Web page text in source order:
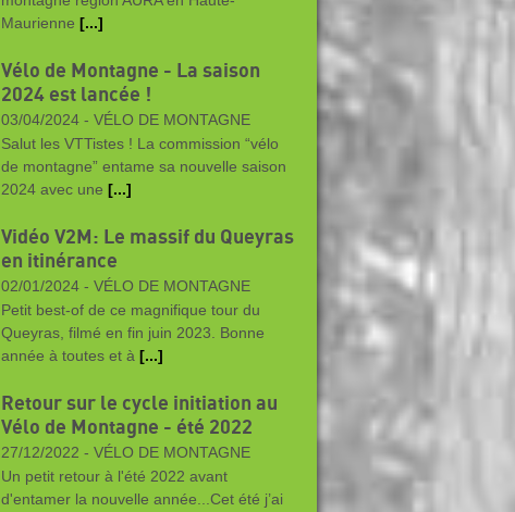
Maurienne [...]
Vélo de Montagne - La saison
2024 est lancée !
03/04/2024 - VÉLO DE MONTAGNE
Salut les VTTistes ! La commission “vélo
de montagne” entame sa nouvelle saison
2024 avec une [...]
Vidéo V2M: Le massif du Queyras
en itinérance
02/01/2024 - VÉLO DE MONTAGNE
Petit best-of de ce magnifique tour du
Queyras, filmé en fin juin 2023. Bonne
année à toutes et à [...]
Retour sur le cycle initiation au
Vélo de Montagne - été 2022
27/12/2022 - VÉLO DE MONTAGNE
Un petit retour à l'été 2022 avant
d'entamer la nouvelle année...Cet été j’ai